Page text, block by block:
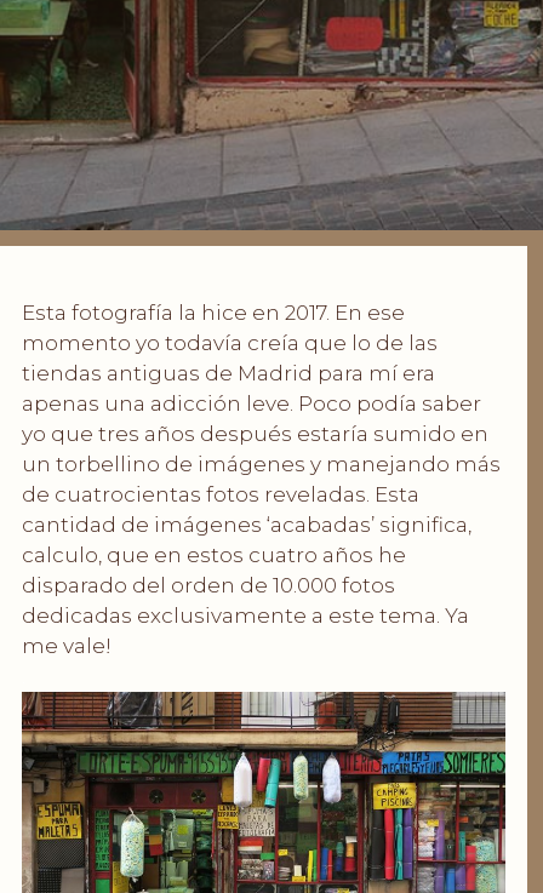
Esta fotografía la hice en 2017. En ese
momento yo todavía creía que lo de las
tiendas antiguas de Madrid para mí era
apenas una adicción leve. Poco podía saber
yo que tres años después estaría sumido en
un torbellino de imágenes y manejando más
de cuatrocientas fotos reveladas. Esta
cantidad de imágenes ‘acabadas’ significa,
calculo, que en estos cuatro años he
disparado del orden de 10.000 fotos
dedicadas exclusivamente a este tema. Ya
me vale!